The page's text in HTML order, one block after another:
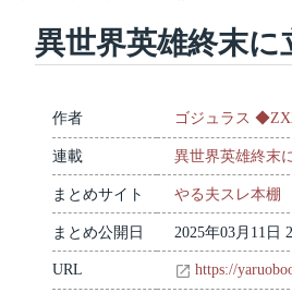
異世界英雄終末
作者 ゴジュラス
連載 異世界英雄終末
まとめサイト やる夫スレ本棚
まとめ公開日 2025年03月11日
URL https://